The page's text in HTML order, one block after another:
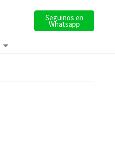
Seguinos en
Whatsapp